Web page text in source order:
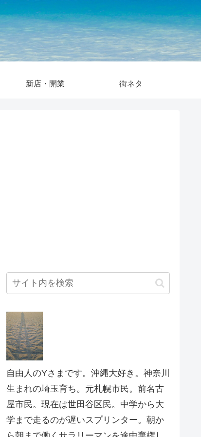
新店・開業 街ネタ
自由人のYさまです。沖縄大好き。神奈川
生まれの埼玉育ち。元札幌市民。前名古
屋市民。現在は世田谷区民。中学から大
学まで走るのが遅いスプリンター。朝か